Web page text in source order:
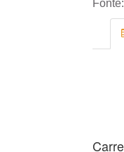
Fonte: